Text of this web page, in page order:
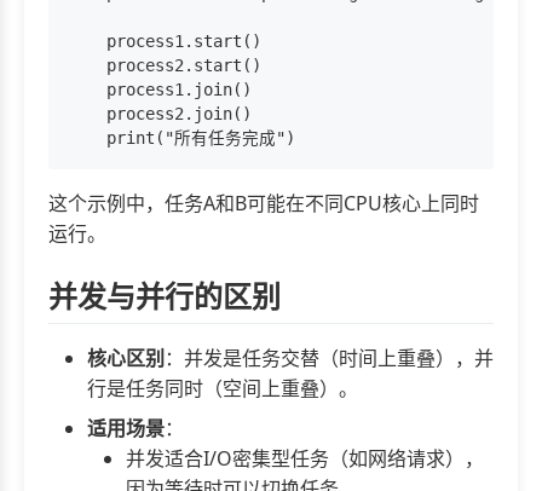
    process1.start()
    process2.start()
    process1.join()
    process2.join()
这个示例中，任务A和B可能在不同CPU核心上同时
运行。
并发与并行的区别
核心区别 ：并发是任务交替（时间上重叠），并
行是任务同时（空间上重叠）。
适用场景：
并发适合I/O密集型任务（如网络请求），